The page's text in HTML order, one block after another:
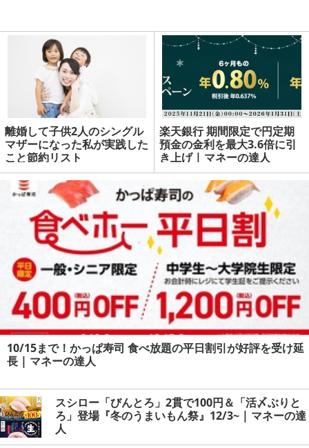
離婚して子供2人のシングル
マザーになった私が実践した
こと節約リスト
楽天銀行 期間限定で円定期
預金の金利を最大3.6倍に引
き上げ | マネーの達人
10/15まで！かっぱ寿司 食べ放題の平日割引が好評を受け延
長 | マネーの達人
スシロー「びんとろ」2貫で100円＆「活〆ぶりと
ろ」登場『冬のうまいもん祭』12/3~ | マネーの達
人